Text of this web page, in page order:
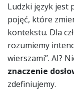
Ludzki język jest
pojęć, które
kontekstu. Dla
rozumiemy
wierszami”. AI?
znaczenie
zdefiniujemy.